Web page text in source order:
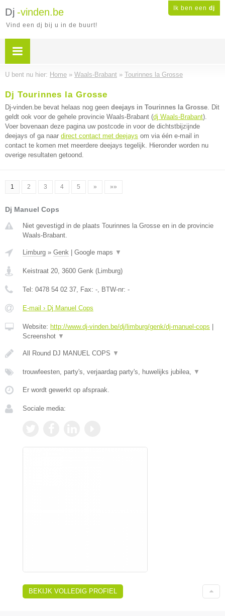
Ik ben een dj
Dj -vinden.be
Vind een dj bij u in de buurt!
U bent nu hier: Home » Waals-Brabant » Tourinnes la Grosse
Dj Tourinnes la Grosse
Dj-vinden.be bevat helaas nog geen deejays in Tourinnes la Grosse. Dit
geldt ook voor de gehele provincie Waals-Brabant (dj Waals-Brabant).
Voer bovenaan deze pagina uw postcode in voor de dichtstbijzijnde
deejays of ga naar direct contact met deejays om via één e-mail in
contact te komen met meerdere deejays tegelijk. Hieronder worden nu
overige resultaten getoond.
1 2 3 4 5 » »»
Dj Manuel Cops
Niet gevestigd in de plaats Tourinnes la Grosse en in de provincie
Waals-Brabant.
Limburg » Genk Google maps ▼
Keistraat 20, 3600 Genk (Limburg)
Tel: 0478 54 02 37, Fax: -, BTW-nr: -
E-mail › Dj Manuel Cops
Website: http://www.dj-vinden.be/dj/limburg/genk/dj-manuel-cops
Screenshot ▼
All Round DJ MANUEL COPS ▼
trouwfeesten, party's, verjaardag party's, huwelijks jubilea, ▼
Er wordt gewerkt op afspraak.
Sociale media:
BEKIJK VOLLEDIG PROFIEL